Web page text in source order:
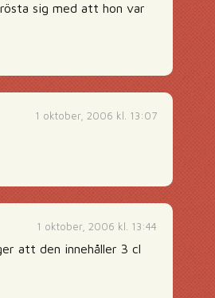
sig med att hon var
1 oktober, 2006 kl. 13:07
1 oktober, 2006 kl. 13:44
att den innehåller 3 cl